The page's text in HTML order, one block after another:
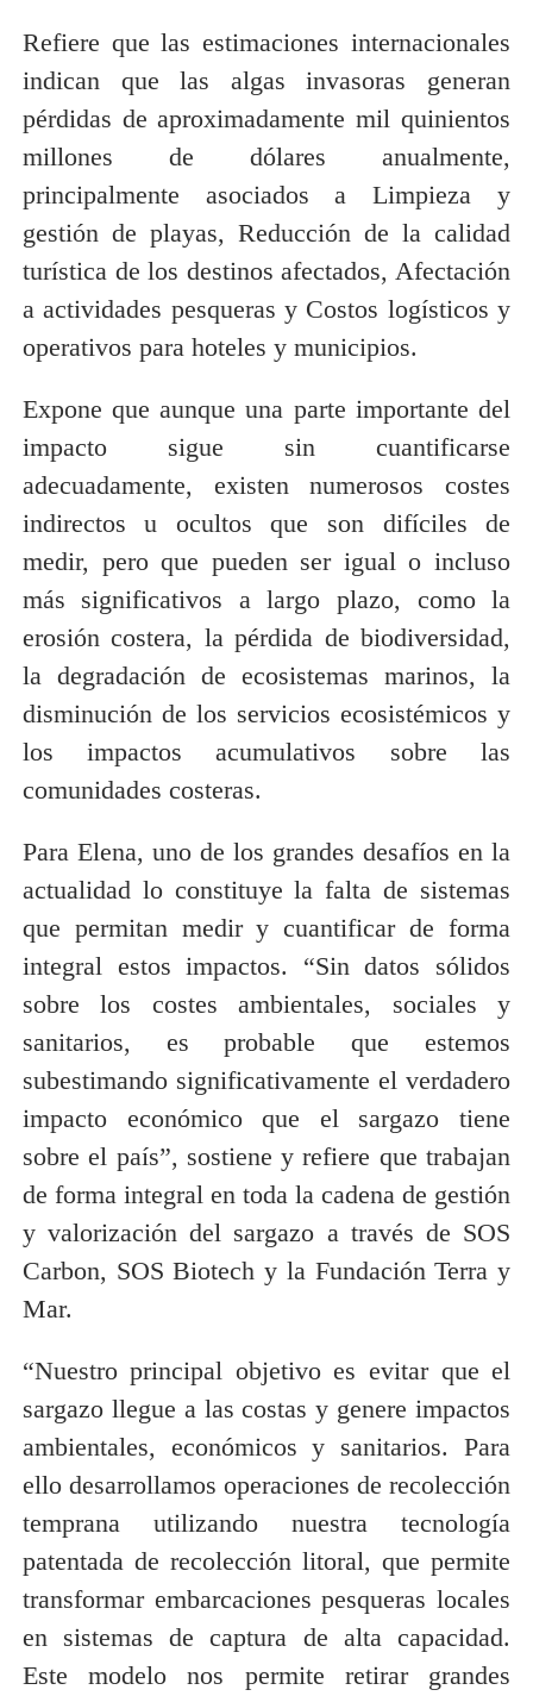
Refiere que las estimaciones internacionales
indican que las algas invasoras generan
pérdidas de aproximadamente mil quinientos
millones de dólares anualmente,
principalmente asociados a Limpieza y
gestión de playas, Reducción de la calidad
turística de los destinos afectados, Afectación
a actividades pesqueras y Costos logísticos y
operativos para hoteles y municipios.
Expone que aunque una parte importante del
impacto sigue sin cuantificarse
adecuadamente, existen numerosos costes
indirectos u ocultos que son difíciles de
medir, pero que pueden ser igual o incluso
más significativos a largo plazo, como la
erosión costera, la pérdida de biodiversidad,
la degradación de ecosistemas marinos, la
disminución de los servicios ecosistémicos y
los impactos acumulativos sobre las
comunidades costeras.
Para Elena, uno de los grandes desafíos en la
actualidad lo constituye la falta de sistemas
que permitan medir y cuantificar de forma
integral estos impactos. “Sin datos sólidos
sobre los costes ambientales, sociales y
sanitarios, es probable que estemos
subestimando significativamente el verdadero
impacto económico que el sargazo tiene
sobre el país”, sostiene y refiere que trabajan
de forma integral en toda la cadena de gestión
y valorización del sargazo a través de SOS
Carbon, SOS Biotech y la Fundación Terra y
Mar.
“Nuestro principal objetivo es evitar que el
sargazo llegue a las costas y genere impactos
ambientales, económicos y sanitarios. Para
ello desarrollamos operaciones de recolección
temprana utilizando nuestra tecnología
patentada de recolección litoral, que permite
transformar embarcaciones pesqueras locales
en sistemas de captura de alta capacidad.
Este modelo nos permite retirar grandes